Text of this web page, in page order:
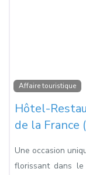
Affaire touristique
Hôtel-
de la France
Une occasion
florissant dans